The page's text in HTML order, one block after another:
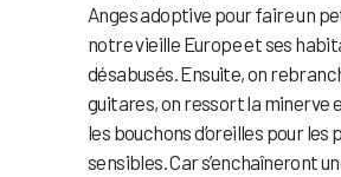
Anges adoptive pour faire un
notre vieille Europe et ses
désabusés. Ensuite, on
guitares, on ressort la minerve
les bouchons d’oreilles pour les
sensibles. Car s’enchaîneront